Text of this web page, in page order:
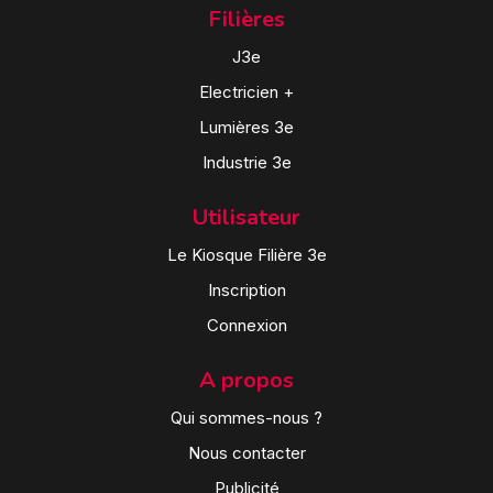
Filières
J3e
Electricien +
Lumières 3e
Industrie 3e
Utilisateur
Le Kiosque Filière 3e
Inscription
Connexion
A propos
Qui sommes-nous ?
Nous contacter
Publicité